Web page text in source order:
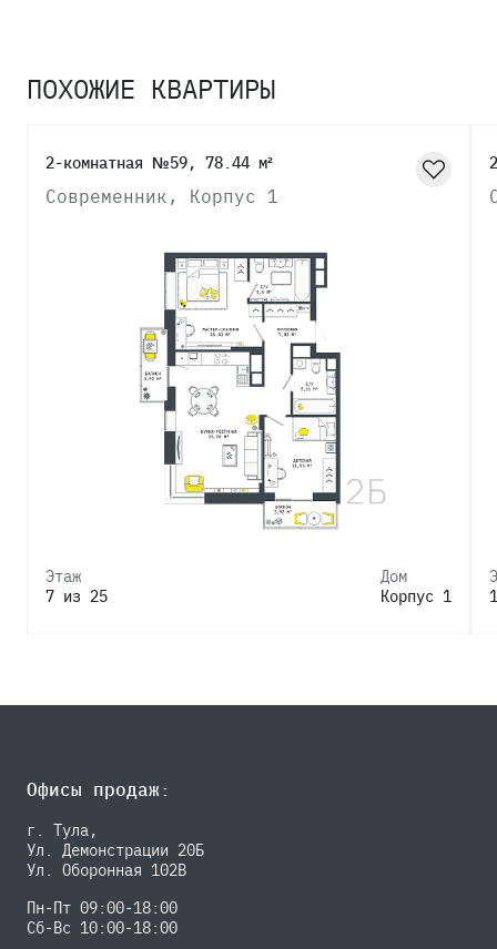
ПОХОЖИЕ КВАРТИРЫ
2-комнатная №59, 78.44 м²
Современник, Корпус 1
Этаж
7 из 25
Дом
Корпус 1
Офисы продаж:
г. Тула,
Ул. Демонстрации 20Б
Ул. Оборонная 102В
Пн-Пт 09:00-18:00
Сб-Вс 10:00-18:00